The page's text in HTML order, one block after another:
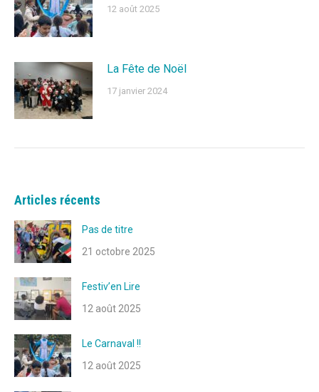
12 août 2025
La Fête de Noël
17 janvier 2024
Articles récents
Pas de titre
21 octobre 2025
Festiv’en Lire
12 août 2025
Le Carnaval !!
12 août 2025